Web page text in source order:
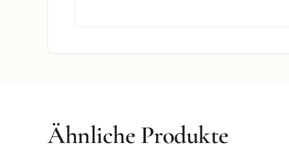
Ähnliche Produkte